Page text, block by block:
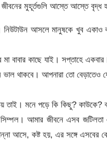
মুহূর্তগুলি আস্তে আস্তে বৃদ্ধ
আসলে মানুষকে খুব একাও
বাবার কাছে যাই। সপ্তাহে
থাকবে। আপনারা তো বেড়াতেও
তাই। মনে পড়ে কি কিছু? কাউকে?
সিম্পল। আমার জীবনে এসব
আসে, কষ্ট হয়, এর সঙ্গে এসবের